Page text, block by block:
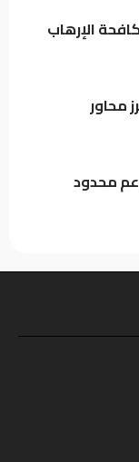
الإرهاب
محاور
محدود